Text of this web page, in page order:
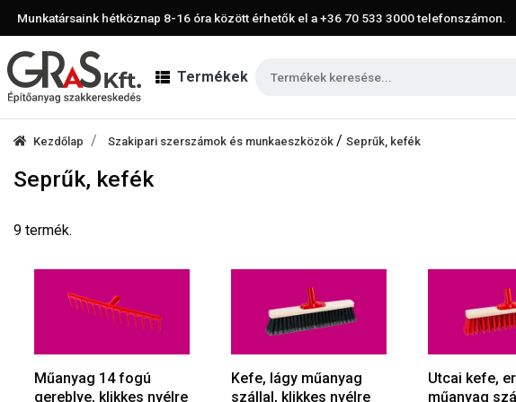
Munkatársaink hétköznap 8-16 óra között érhetők el a+36 70 533 3000telefonszámon.
Termékek
Kezdőlap Szakipari szerszámok és munkaeszközök / Seprűk, kefék
Seprűk, kefék
9 termék.
Műanyag 14 fogú
gereblye, klikkes nyélre
Kefe, lágy műanyag
szállal, klikkes nyélre
Utcai kefe,
műanyag